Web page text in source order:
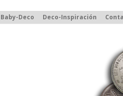
Baby-Deco Deco-Inspiración